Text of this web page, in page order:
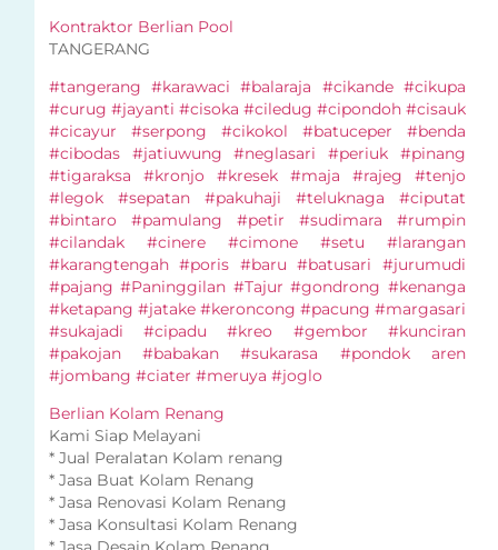
Kontraktor Berlian Pool
TANGERANG
#tangerang #karawaci #balaraja #cikande #cikupa
#curug #jayanti #cisoka #ciledug #cipondoh #cisauk
#cicayur #serpong #cikokol #batuceper #benda
#cibodas #jatiuwung #neglasari #periuk #pinang
#tigaraksa #kronjo #kresek #maja #rajeg #tenjo
#legok #sepatan #pakuhaji #teluknaga #ciputat
#bintaro #pamulang #petir #sudimara #rumpin
#cilandak #cinere #cimone #setu #larangan
#karangtengah #poris #baru #batusari #jurumudi
#pajang #Paninggilan #Tajur #gondrong #kenanga
#ketapang #jatake #keroncong #pacung #margasari
#sukajadi #cipadu #kreo #gembor #kunciran
#pakojan #babakan #sukarasa #pondok aren
#jombang #ciater #meruya #joglo
Berlian Kolam Renang
Kami Siap Melayani
* Jual Peralatan Kolam renang
* Jasa Buat Kolam Renang
* Jasa Renovasi Kolam Renang
* Jasa Konsultasi Kolam Renang